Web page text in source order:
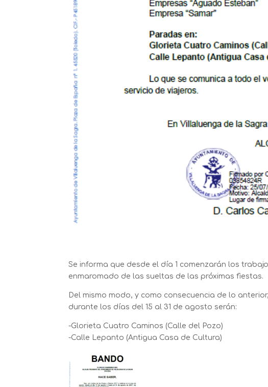
Se informa que desde el día 1 comenzarán los
enmaromado de las sueltas de las próximas fiestas.
Del mismo modo, y como consecuencia de lo
durante los días del 15 al 31 de agosto serán:
-Glorieta Cuatro Caminos (Calle del Pozo)
-Calle Lepanto (Antigua Casa de Cultura)